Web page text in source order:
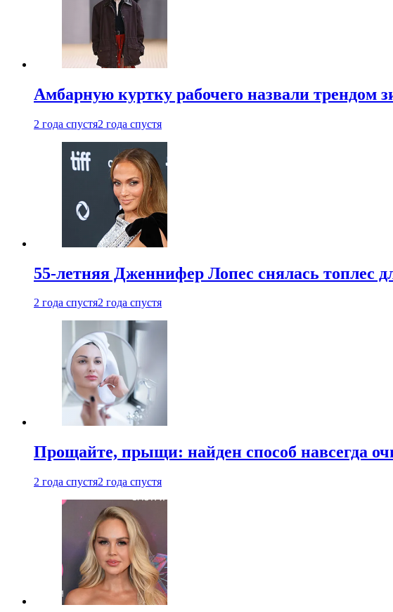
Амбарную куртку рабочего назвали трендом
2 года спустя2 года спустя
55-летняя Дженнифер Лопес снялась топлес
2 года спустя2 года спустя
Прощайте, прыщи: найден способ навсегда
2 года спустя2 года спустя